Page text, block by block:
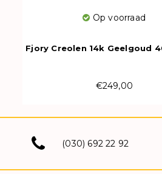
Op voorraad
Fjory Creolen 14k Geelgoud
€249,00
(030) 692 22 92